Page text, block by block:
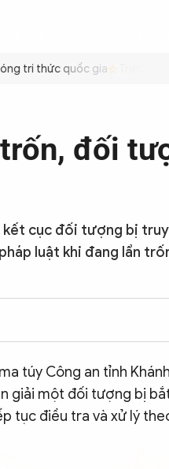
tri thức quốc gia Triệt để
đối
kết cục đối tượng bị
luật khi đang lẩn
túy Công an tỉnh
giải một đối tượng bị
tục điều tra và xử lý